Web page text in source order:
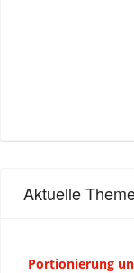
Aktuelle
Portionierung